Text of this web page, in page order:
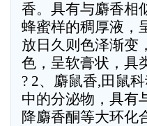
香。具有与麝香相
蜂蜜样的稠厚液，
放日久则色泽渐变
色，呈软膏状，具
? 2、麝鼠香,田鼠
中的分泌物，具有
降麝香酮等大环化